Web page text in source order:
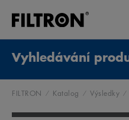
Vyhledávání
FILTRON Katalog Výsledky